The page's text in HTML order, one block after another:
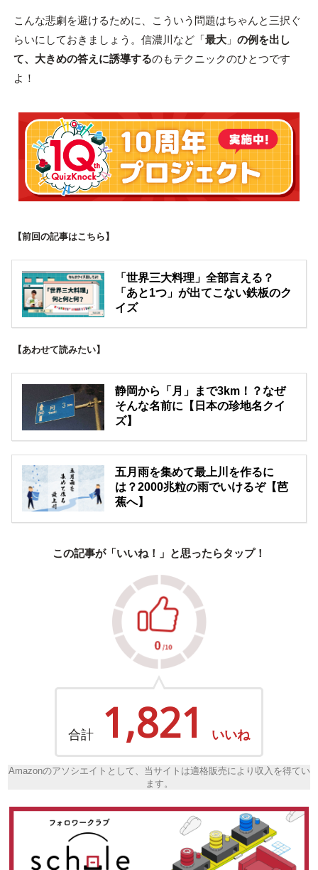
こんな悲劇を避けるために、こういう問題はちゃんと三択ぐ
らいにしておきましょう。信濃川など「最大」 の例を出し
て、大きめの答えに誘導するのもテクニックのひとつです
よ！
【前回の記事はこちら】
「世界三大料理」全部言える？
「あと1つ」が出てこない鉄板のク
イズ
【あわせて読みたい】
静岡から「月」まで3km！？なぜ
そんな名前に【日本の珍地名クイ
ズ】
五月雨を集めて最上川を作るに
は？2000兆粒の雨でいけるぞ【芭
蕉へ】
この記事が「いいね！」と思ったらタップ！
合計 1,821 いいね
Amazonのアソシエイトとして、当サイトは適格販売により収入を得てい
ます。